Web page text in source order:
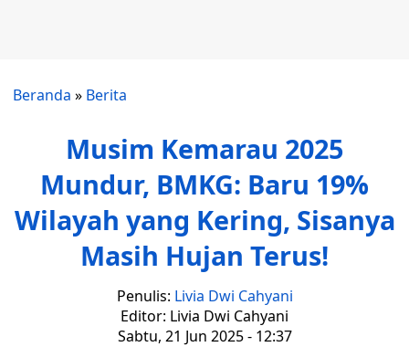
Beranda » Berita
Musim Kemarau 2025
Mundur, BMKG: Baru 19%
Wilayah yang Kering, Sisanya
Masih Hujan Terus!
Penulis: Livia Dwi Cahyani
Editor: Livia Dwi Cahyani
Sabtu, 21 Jun 2025 - 12:37